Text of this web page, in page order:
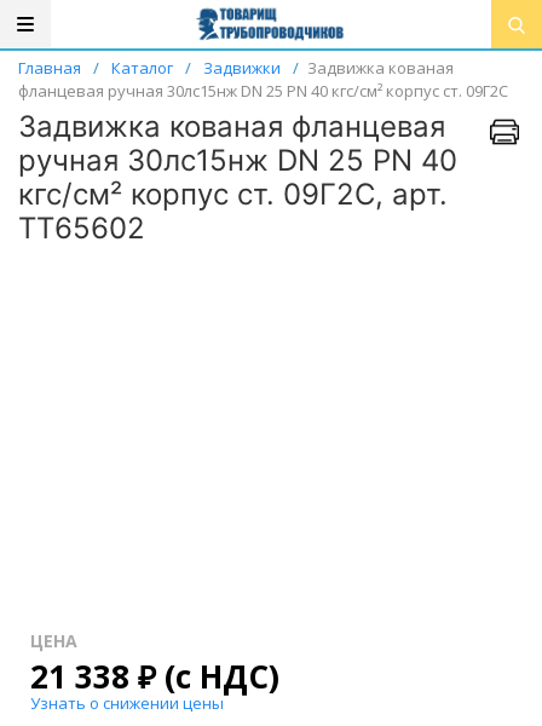
Главная / Каталог / Задвижки / Задвижка кованая
фланцевая ручная 30лс15нж DN 25 PN 40 кгс/см² корпус ст. 09Г2С
Задвижка кованая фланцевая
ручная 30лс15нж DN 25 PN 40
кгс/см² корпус ст. 09Г2С, арт.
ТТ65602
ЦЕНА
21 338 ₽(с НДС)
Узнать о снижении цены